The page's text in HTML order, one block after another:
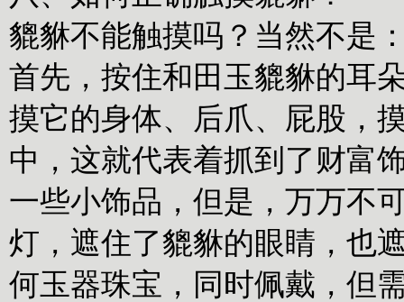
貔貅不能触摸吗？当然不是
首先，按住和田玉貔貅的耳
摸它的身体、后爪、屁股，
中，这就代表着抓到了财富
一些小饰品，但是，万万不
灯，遮住了貔貅的眼睛，也
何玉器珠宝，同时佩戴，但